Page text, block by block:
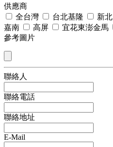
供應商
全台灣
台北基隆 新北
嘉南
高屏 宜花東澎金馬
參考圖片
聯絡人
聯絡電話
聯絡地址
E-Mail